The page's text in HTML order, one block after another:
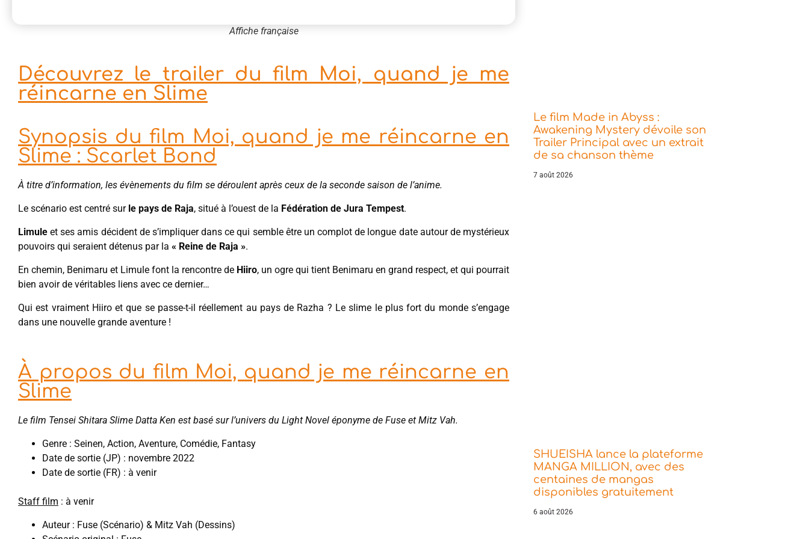
Affiche française
Découvrez le trailer du film Moi, quand je me
réincarne en Slime
Synopsis du film Moi, quand je me réincarne en
Slime : Scarlet Bond
À titre d’information, les évènements du film se déroulent après ceux de la seconde saison de l’anime.
Le scénario est centré sur le pays de Raja, situé à l’ouest de la Fédération de Jura Tempest.
Limule et ses amis décident de s’impliquer dans ce qui semble être un complot de longue date autour de mystérieux
pouvoirs qui seraient détenus par la « Reine de Raja ».
En chemin, Benimaru et Limule font la rencontre de Hiiro, un ogre qui tient Benimaru en grand respect, et qui pourrait
bien avoir de véritables liens avec ce dernier…
Qui est vraiment Hiiro et que se passe-t-il réellement au pays de Razha ? Le slime le plus fort du monde s’engage
dans une nouvelle grande aventure !
À propos du film Moi, quand je me réincarne en
Slime
Le film Tensei Shitara Slime Datta Ken est basé sur l’univers du Light Novel éponyme de Fuse et Mitz Vah.
Genre : Seinen, Action, Aventure, Comédie, Fantasy
Date de sortie (JP) : novembre 2022
Date de sortie (FR) : à venir
Staff film : à venir
Auteur : Fuse (Scénario) & Mitz Vah (Dessins)
Le film Made in Abyss :
Awakening Mystery dévoile son
Trailer Principal avec un extrait
de sa chanson thème
7 août 2026
SHUEISHA lance la plateforme
MANGA MILLION, avec des
centaines de mangas
disponibles gratuitement
6 août 2026